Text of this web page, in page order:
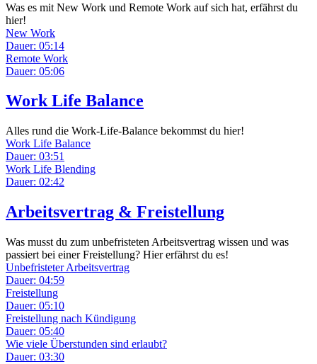
Was es mit New Work und Remote Work auf sich hat, erfährst du
hier!
New Work
Dauer: 05:14
Remote Work
Dauer: 05:06
Work Life Balance
Alles rund die Work-Life-Balance bekommst du hier!
Work Life Balance
Dauer: 03:51
Work Life Blending
Dauer: 02:42
Arbeitsvertrag & Freistellung
Was musst du zum unbefristeten Arbeitsvertrag wissen und was
passiert bei einer Freistellung? Hier erfährst du es!
Unbefristeter Arbeitsvertrag
Dauer: 04:59
Freistellung
Dauer: 05:10
Freistellung nach Kündigung
Dauer: 05:40
Wie viele Überstunden sind erlaubt?
Dauer: 03:30